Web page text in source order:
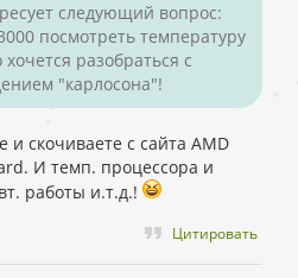
следующий вопрос:
посмотреть температуру
разобраться с
"карлосона"!
и скочиваете с сайта AMD
И темп. процессора и
работы и.т.д.!
Цитировать